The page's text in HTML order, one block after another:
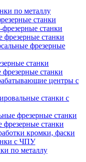
по металлу
станки
фрезерные станки
фрезерные станки
фрезерные
станки
фрезерные станки
центры с
станки с
фрезерные станки
фрезерные станки
кромки, фаски
с ЧПУ
по металлу